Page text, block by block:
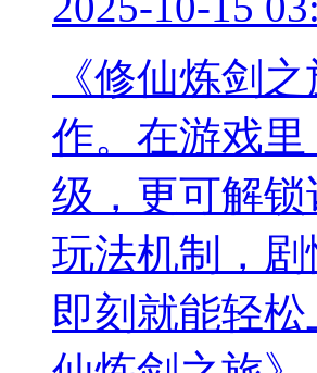
《修仙炼剑
作。在游戏
级，更可解
玩法机制，
即刻就能轻